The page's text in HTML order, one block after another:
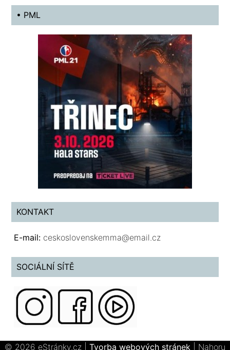
• PML
KONTAKT
E-mail: ceskoslovenskemma@email.cz
SOCIÁLNÍ SÍTĚ
© 2026 eStránky.cz Tvorba webových stránek Nahoru